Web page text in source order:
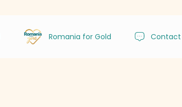
Romania for Gold Contact